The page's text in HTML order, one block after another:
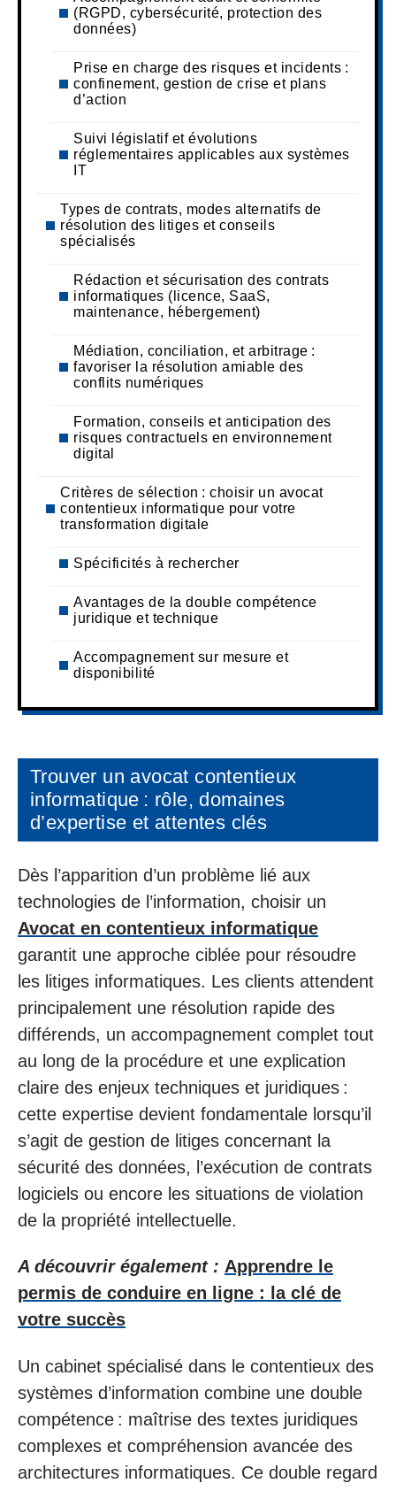
(RGPD, cybersécurité, protection des
données)
Prise en charge des risques et incidents :
confinement, gestion de crise et plans
d’action
Suivi législatif et évolutions
réglementaires applicables aux systèmes
IT
Types de contrats, modes alternatifs de
résolution des litiges et conseils
spécialisés
Rédaction et sécurisation des contrats
informatiques (licence, SaaS,
maintenance, hébergement)
Médiation, conciliation, et arbitrage :
favoriser la résolution amiable des
conflits numériques
Formation, conseils et anticipation des
risques contractuels en environnement
digital
Critères de sélection : choisir un avocat
contentieux informatique pour votre
transformation digitale
Spécificités à rechercher
Avantages de la double compétence
juridique et technique
Accompagnement sur mesure et
disponibilité
Trouver un avocat contentieux
informatique : rôle, domaines
d’expertise et attentes clés
Dès l’apparition d’un problème lié aux
technologies de l’information, choisir un
Avocat en contentieux informatique
garantit une approche ciblée pour résoudre
les litiges informatiques. Les clients attendent
principalement une résolution rapide des
différends, un accompagnement complet tout
au long de la procédure et une explication
claire des enjeux techniques et juridiques :
cette expertise devient fondamentale lorsqu’il
s’agit de gestion de litiges concernant la
sécurité des données, l’exécution de contrats
logiciels ou encore les situations de violation
de la propriété intellectuelle.
A découvrir également : Apprendre le
permis de conduire en ligne : la clé de
votre succès
Un cabinet spécialisé dans le contentieux des
systèmes d’information combine une double
compétence : maîtrise des textes juridiques
complexes et compréhension avancée des
architectures informatiques. Ce double regard